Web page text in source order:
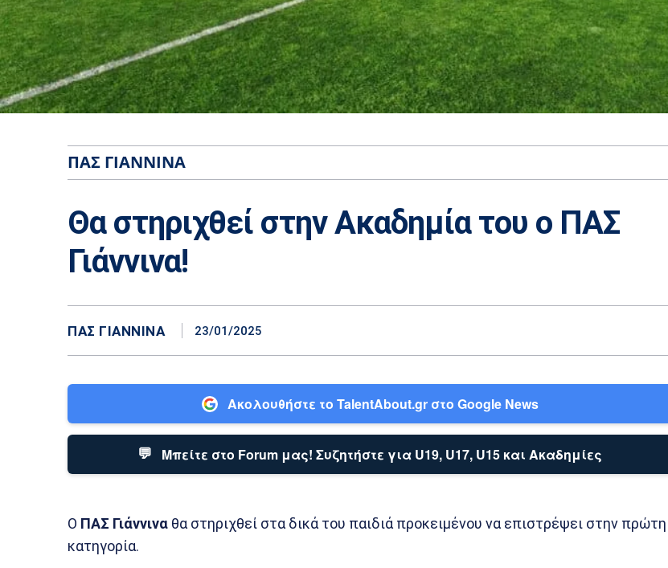
ΠΑΣ ΓΙΆΝΝΙΝΑ
Θα στηριχθεί στην Ακαδημία του ο ΠΑΣ
Γιάννινα!
ΠΑΣ ΓΙΆΝΝΙΝΑ 23/01/2025
Ακολουθήστε το TalentAbout.gr στο Google News
💬 Μπείτε στο Forum μας! Συζητήστε για U19, U17, U15 και Ακαδημίες
Ο ΠΑΣ Γιάννινα θα στηριχθεί στα δικά του παιδιά προκειμένου να επιστρέψει στην πρώτη
κατηγορία.